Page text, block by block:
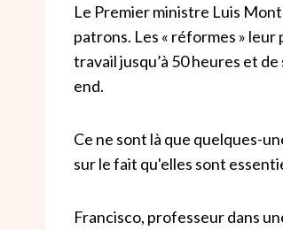
Le Premier ministre Luis
patrons. Les « réformes »
travail jusqu’à 50 heures et
end.
Ce ne sont là que quelques-
sur le fait qu'elles sont
Francisco, professeur dans